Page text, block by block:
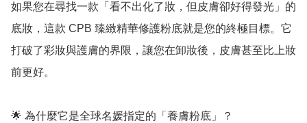
如果您在尋找一款「看不出化了妝，但皮膚卻好得發光」的
底妝，這款 CPB 臻緻精華修護粉底就是您的終極目標。它
打破了彩妝與護膚的界限，讓您在卸妝後，皮膚甚至比上妝
前更好。
🌟 為什麼它是全球名媛指定的「養膚粉底」？